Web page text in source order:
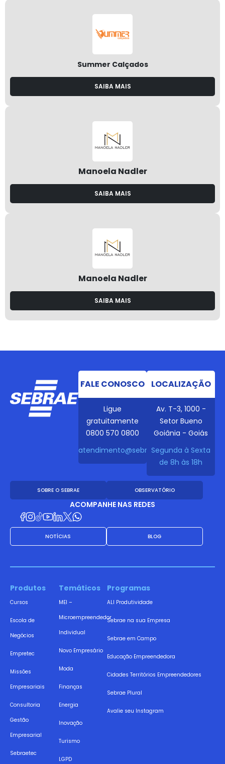
Summer Calçados
SAIBA MAIS
Manoela Nadler
SAIBA MAIS
Manoela Nadler
SAIBA MAIS
FALE CONOSCO
Ligue
gratuitamente
0800 570 0800
atendimento@sebraego.com.br
LOCALIZAÇÃO
Av. T-3, 1000 -
Setor Bueno
Goiânia - Goiás
Segunda à Sexta
de 8h às 18h
SOBRE O SEBRAE OBSERVATÓRIO
ACOMPANHE NAS REDES
NOTÍCIAS BLOG
Programas
ALI Produtividade
Sebrae na sua Empresa
Sebrae em Campo
Educação Empreendedora
Cidades Territórios Empreendedores
Sebrae Plural
Avalie seu Instagram
Produtos
Cursos
Escola de
Negócios
Empretec
Missões
Empresariais
Consultoria
Gestão
Empresarial
Sebraetec
Temáticos
MEI –
Microempreendedor
Individual
Novo Empresário
Moda
Finanças
Energia
Inovação
Turismo
LGPD